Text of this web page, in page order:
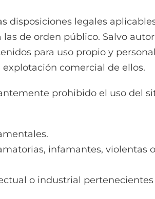
disposiciones legales
de orden público. Salvo
para uso propio y
comercial de ellos.
prohibido el uso del
infamantes, violentas
o industrial pertenecientes